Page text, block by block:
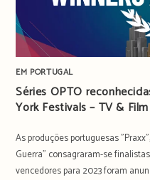
EM PORTUGAL
Séries OPTO
York Festivals – TV &
As produções portuguesas
Guerra" consagraram-se
vencedores para 2023 foram